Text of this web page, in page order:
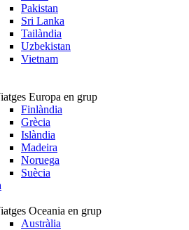
Pakistan
Sri Lanka
Tailàndia
Uzbekistan
Vietnam
Europa en grup
Finlàndia
Grècia
Islàndia
Madeira
Noruega
Suècia
Oceania en grup
Austràlia